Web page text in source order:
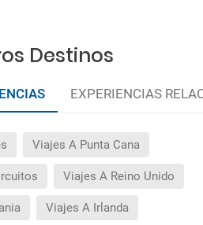
Destinos
EXPERIENCIAS
Viajes A Punta Cana
Viajes A Reino Unido
Viajes A Irlanda